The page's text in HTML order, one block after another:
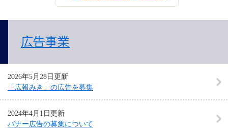
広告事業
2026年5月28日更新
「広報みき」の広告を募集
2024年4月1日更新
バナー広告の募集について